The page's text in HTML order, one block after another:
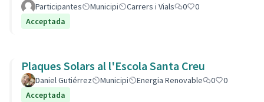
Participantes Municipi Carrers i Vials 0
0
Acceptada
Plaques Solars al l'Escola Santa Creu
Daniel Gutiérrez Municipi Energia Renovable 0
0
Acceptada